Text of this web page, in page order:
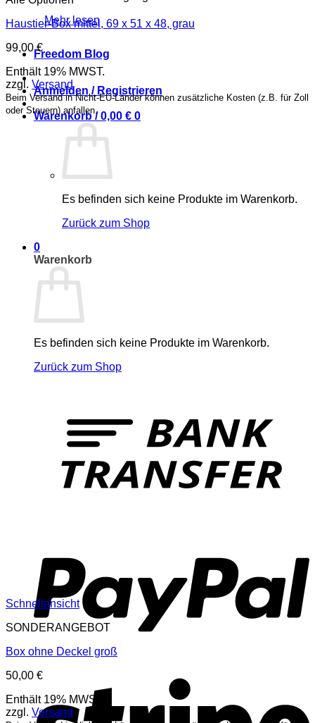
Mehr lesen
Freedom Blog
Anmelden / Registrieren
Warenkorb /0,00 € 0
Es befinden sich keine Produkte im Warenkorb.
Zurück zum Shop
0
Warenkorb
Es befinden sich keine Produkte im Warenkorb.
Zurück zum Shop
Haustier-Box mittel, 69 x 51 x 48, grau
99,00€
Enthält 19% MWST.
zzgl. Versand
Beim Versand in Nicht-EU-Länder können zusätzliche Kosten (z.B. für Zoll
oder Steuern) anfallen.
Schnellansicht
SONDERANGEBOT
Box ohne Deckel groß
50,00 €
Enthält 19% MWST.
zzgl. Versand